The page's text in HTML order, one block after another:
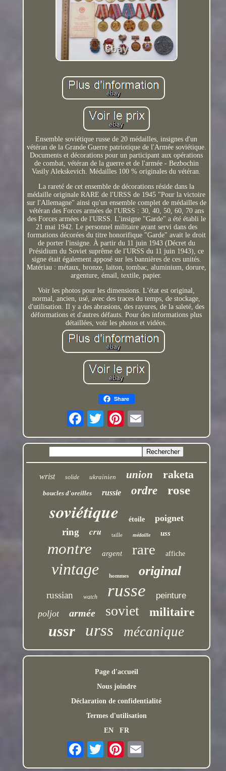
Ensemble soviétique russe de 20 médailles, insignes d'un
vétéran de la Grande Guerre patriotique de l'Armée soviétique.
Documents et décorations pour un participant aux opérations
de combat, vétéran de la guerre et de l'armée - Bezbochin
Vasily Alekskevich. Médailles 100 % originales du vétéran.
La rareté de cet ensemble de décorations réside dans la
médaille originale RARE de l'URSS de 1945 "Pour la victoire
sur l'Allemagne" ainsi qu'un ensemble complet de médailles de
vétéran des Forces armées de l'URSS : 30, 40, 50, 60, 70 ans
des Forces armées de l'URSS. L'insigne "Garde" a été établi le
21 mai 1942. Le personnel militaire ayant servi dans des
formations décorées du titre honorifique "Garde" avait le droit
de porter l'insigne. À partir du 11 juin 1943 (Décret du
Présidium du Soviet suprême de l'URSS du 11 juin 1943), ce
signe était également apposé sur les bannières de ces unités.
Matériau : métaux, bronze, laiton, tombac, aluminium, dorure,
argenture, émail, textile, papier.
Voir les photos pour les dimensions. L'état est original,
normal, ancien, usé, avec des traces du temps, de stockage,
d'utilisation. Il y a des abrasions, des rayures, de la saleté, des
déformations et d'autres défauts. Pour des informations plus
détaillées, voir les photos et vidéos.
Share
wrist solide ukrainien union raketa
boucles d'oreilles russie ordre rose
soviétique étoile poignet
ring cru taille médaille uss
montre argent rare affiche
vintage hommes original
russian watch russe peinture
poljot armée soviet militaire
ussr urss mécanique
Page d'accueil
Nous joindre
Déclaration de confidentialité
Termes d'utilisation
EN
FR